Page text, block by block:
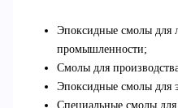
Эпоксидные смолы для
промышленности;
Смолы для
Эпоксидные смолы для
Специальные смолы